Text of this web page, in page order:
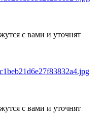
с вами и уточнят
с вами и уточнят